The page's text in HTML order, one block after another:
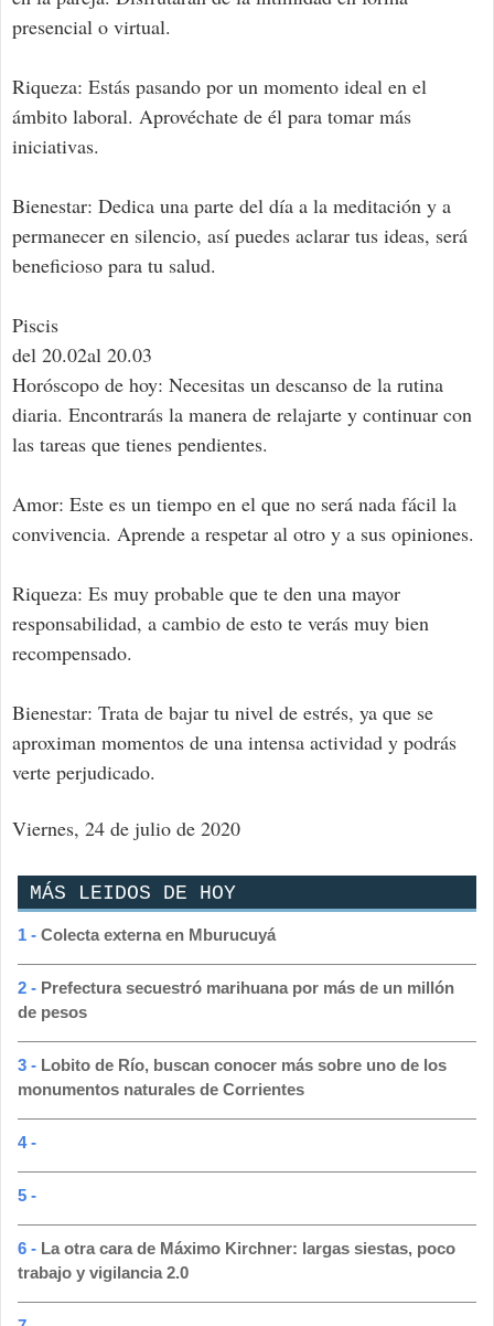
presencial o virtual.
Riqueza: Estás pasando por un momento ideal en el
ámbito laboral. Aprovéchate de él para tomar más
iniciativas.
Bienestar: Dedica una parte del día a la meditación y a
permanecer en silencio, así puedes aclarar tus ideas, será
beneficioso para tu salud.
Piscis
del 20.02al 20.03
Horóscopo de hoy: Necesitas un descanso de la rutina
diaria. Encontrarás la manera de relajarte y continuar con
las tareas que tienes pendientes.
Amor: Este es un tiempo en el que no será nada fácil la
convivencia. Aprende a respetar al otro y a sus opiniones.
Riqueza: Es muy probable que te den una mayor
responsabilidad, a cambio de esto te verás muy bien
recompensado.
Bienestar: Trata de bajar tu nivel de estrés, ya que se
aproximan momentos de una intensa actividad y podrás
verte perjudicado.
Viernes, 24 de julio de 2020
MÁS LEIDOS DE HOY
1 - Colecta externa en Mburucuyá
2 - Prefectura secuestró marihuana por más de un millón
de pesos
3 - Lobito de Río, buscan conocer más sobre uno de los
monumentos naturales de Corrientes
4 -
5 -
6 - La otra cara de Máximo Kirchner: largas siestas, poco
trabajo y vigilancia 2.0